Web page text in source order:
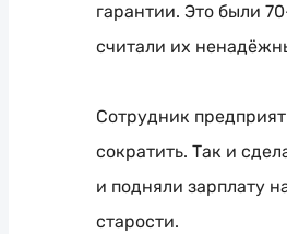
гарантии. Это были
считали их
Сотрудник
сократить. Так и
и подняли зарплату
старости.